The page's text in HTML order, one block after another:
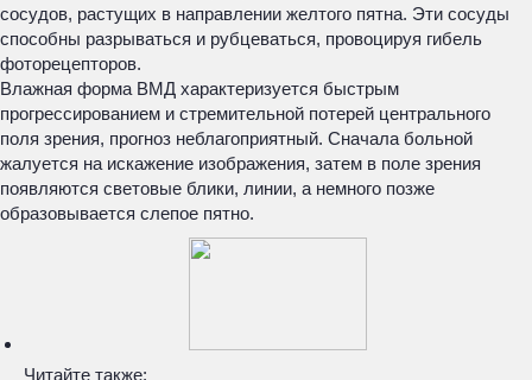
сосудов, растущих в направлении желтого пятна. Эти сосуды
способны разрываться и рубцеваться, провоцируя гибель
фоторецепторов.
Влажная форма ВМД характеризуется быстрым
прогрессированием и стремительной потерей центрального
поля зрения, прогноз неблагоприятный. Сначала больной
жалуется на искажение изображения, затем в поле зрения
появляются световые блики, линии, а немного позже
образовывается слепое пятно.
Читайте также: